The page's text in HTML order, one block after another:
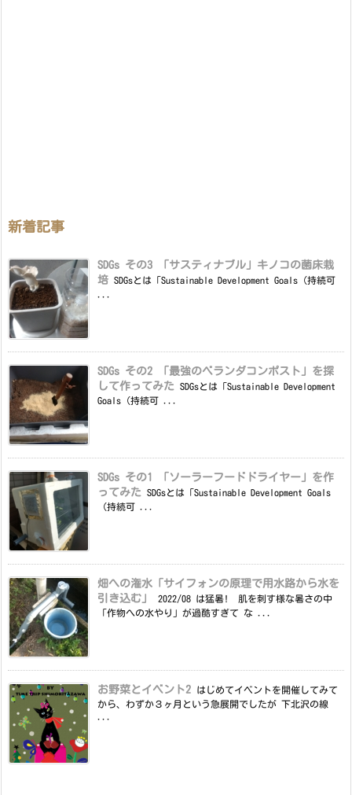
新着記事
SDGs その3 「サスティナブル」キノコの菌床栽
培 SDGsとは「Sustainable Development Goals（持続可
SDGs その2 「最強のベランダコンポスト」を探
して作ってみた
SDGsとは「Sustainable Development
Goals（持続可 ...
SDGs その1 「ソーラーフードドライヤー」を作
ってみた
SDGsとは「Sustainable Development Goals
（持続可 ...
畑への潅水「サイフォンの原理で用水路から水を
引き込む」
2022/08 は猛暑! 肌を刺す様な暑さの中
「作物への水やり」が過酷すぎて な ...
お野菜とイベント2
はじめてイベントを開催してみて
から、わずか３ヶ月という急展開でしたが 下北沢の線